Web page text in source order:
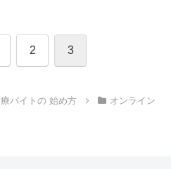
2 3
バイトの 始め方
オンライン